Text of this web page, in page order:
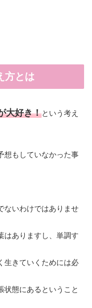
方とは
大好き！という考え
想もしていなかった事
ないわけではありませ
はありますし、単調す
生きていくためには必
状態にあるということ